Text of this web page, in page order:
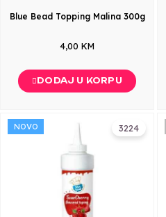
Blue Bead Topping Malina 300g
4,00 KM
DODAJ U KORPU
3224
NOVO